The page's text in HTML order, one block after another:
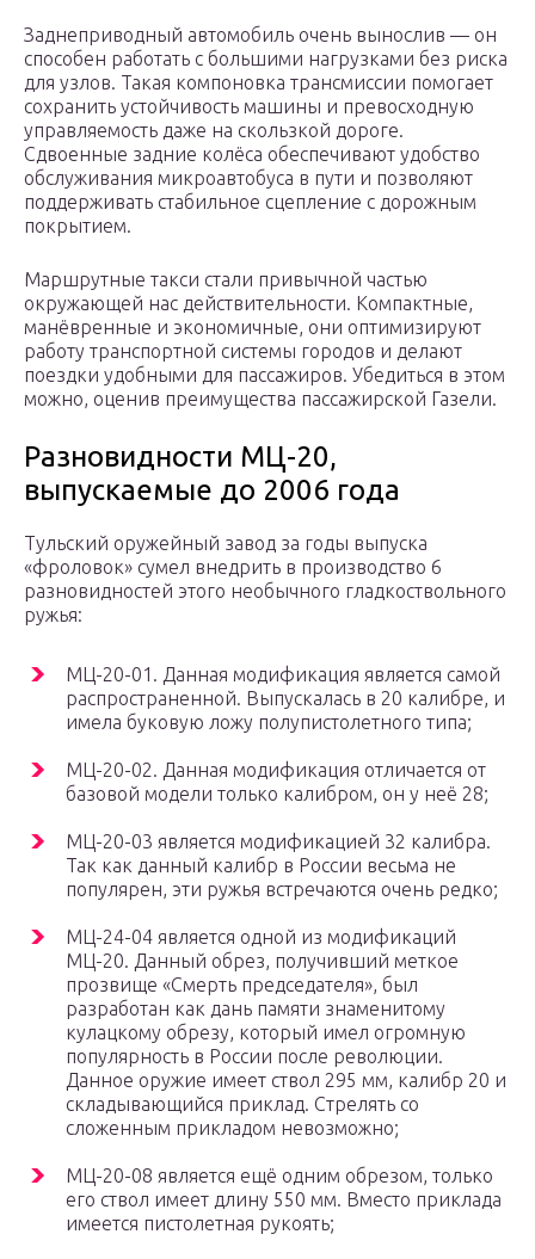
Заднеприводный автомобиль очень вынослив — он
способен работать с большими нагрузками без риска
для узлов. Такая компоновка трансмиссии помогает
сохранить устойчивость машины и превосходную
управляемость даже на скользкой дороге.
Сдвоенные задние колёса обеспечивают удобство
обслуживания микроавтобуса в пути и позволяют
поддерживать стабильное сцепление с дорожным
покрытием.
Маршрутные такси стали привычной частью
окружающей нас действительности. Компактные,
манёвренные и экономичные, они оптимизируют
работу транспортной системы городов и делают
поездки удобными для пассажиров. Убедиться в этом
можно, оценив преимущества пассажирской Газели.
Разновидности МЦ-20,
выпускаемые до 2006 года
Тульский оружейный завод за годы выпуска
«фроловок» сумел внедрить в производство 6
разновидностей этого необычного гладкоствольного
ружья:
МЦ-20-01. Данная модификация является самой
распространенной. Выпускалась в 20 калибре, и
имела буковую ложу полупистолетного типа;
МЦ-20-02. Данная модификация отличается от
базовой модели только калибром, он у неё 28;
МЦ-20-03 является модификацией 32 калибра.
Так как данный калибр в России весьма не
популярен, эти ружья встречаются очень редко;
МЦ-24-04 является одной из модификаций
МЦ-20. Данный обрез, получивший меткое
прозвище «Смерть председателя», был
разработан как дань памяти знаменитому
кулацкому обрезу, который имел огромную
популярность в России после революции.
Данное оружие имеет ствол 295 мм, калибр 20 и
складывающийся приклад. Стрелять со
сложенным прикладом невозможно;
МЦ-20-08 является ещё одним обрезом, только
его ствол имеет длину 550 мм. Вместо приклада
имеется пистолетная рукоять;